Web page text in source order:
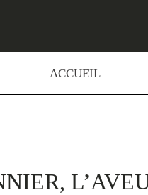
ACCUEIL